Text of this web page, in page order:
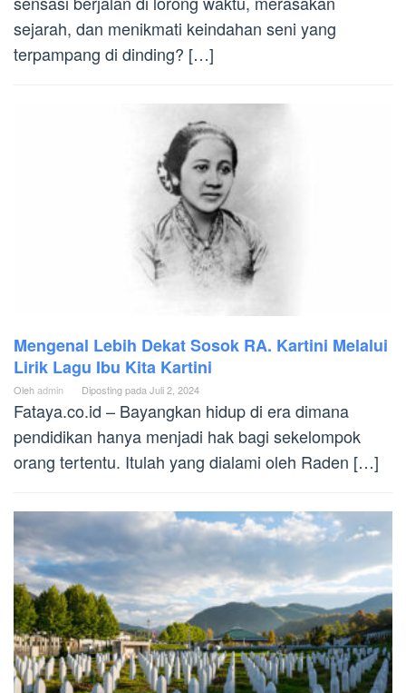
sejarah, dan menikmati keindahan seni yang
terpampang di dinding? […]
Mengenal Lebih Dekat Sosok RA. Kartini Melalui
Lirik Lagu Ibu Kita Kartini
Olehadmin Diposting pada Juli 2, 2024
Fataya.co.id – Bayangkan hidup di era dimana
pendidikan hanya menjadi hak bagi sekelompok
orang tertentu. Itulah yang dialami oleh Raden […]